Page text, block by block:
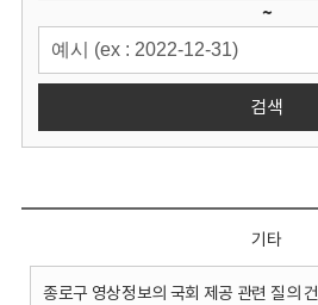
~
검색
기타
종로구 영상정보의 국회 제공 관련 질의 건